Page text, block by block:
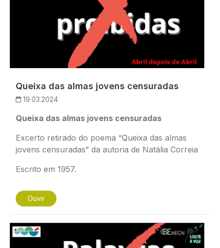
Queixa das almas jovens censuradas
19.03.2024
Queixa das almas jovens censuradas
Excerto retirado do poema “Queixa das almas
jovens censuradas” da autoria de Natália Correia
Escrito em 1957.
Ouvir
Imagem